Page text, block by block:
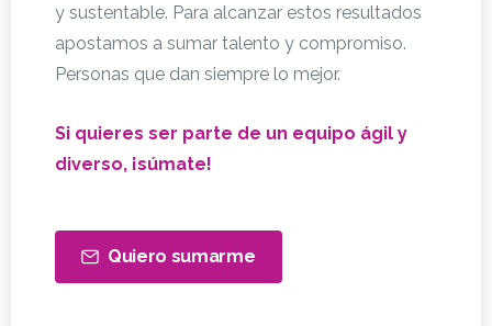
y sustentable. Para alcanzar estos resultados
apostamos a sumar talento y compromiso.
Personas que dan siempre lo mejor.
Si quieres ser parte de un equipo ágil y
diverso, ¡súmate!
Quiero sumarme